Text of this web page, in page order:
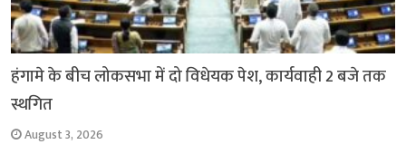
हंगामे के बीच लोकसभा में दो विधेयक पेश, कार्यवाही 2 बजे तक
स्थगित
August 3, 2026